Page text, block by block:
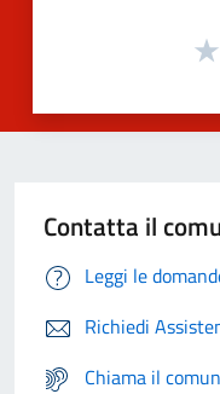
Contatta il
Leggi le
Richiedi
Chiama il